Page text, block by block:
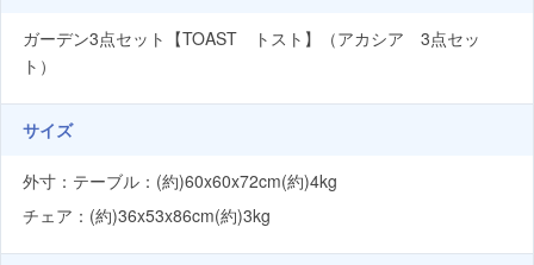
ガーデン3点セット【TOAST トスト】（アカシア 3点セッ
ト）
サイズ
外寸：テーブル：(約)60x60x72cm(約)4kg
チェア：(約)36x53x86cm(約)3kg